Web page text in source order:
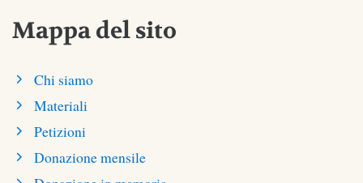
Mappa del sito
Chi siamo
Materiali
Petizioni
Donazione mensile